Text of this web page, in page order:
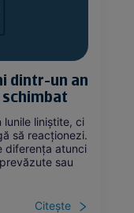
dintr-un an
lunile liniștite, ci
să reacționezi.
diferența atunci
sau
Citește